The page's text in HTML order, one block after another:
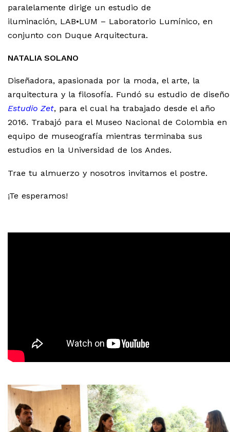
paralelamente dirige un estudio de
iluminación, LAB•LUM – Laboratorio Lumínico, en
conjunto con Duque Arquitectura.
NATALIA SOLANO
Diseñadora, apasionada por la moda, el arte, la
arquitectura y la filosofía. Fundó su estudio de
Estudio Zet, para el cual ha trabajado desde el año
2016. Trabajó para el Museo Nacional de Colombia en
equipo de museografía mientras terminaba sus
estudios en la Universidad de los Andes.
Trae tu almuerzo y nosotros invitamos el postre.
¡Te esperamos!